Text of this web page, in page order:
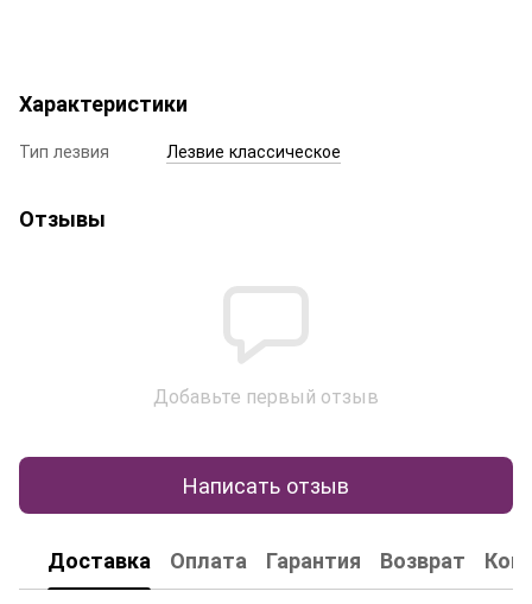
Характеристики
Тип лезвия Лезвие классическое
Отзывы
Добавьте первый отзыв
Написать отзыв
Доставка Оплата Гарантия Возврат